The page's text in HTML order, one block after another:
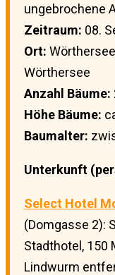
ungebrochene
Zeitraum: 08.
Ort:
Wörthersee
Anzahl Bäume:
Höhe Bäume:
Baumalter:
Unterkunft
Select Hotel
(Domgasse 2):
Stadthotel, 150
Lindwurm